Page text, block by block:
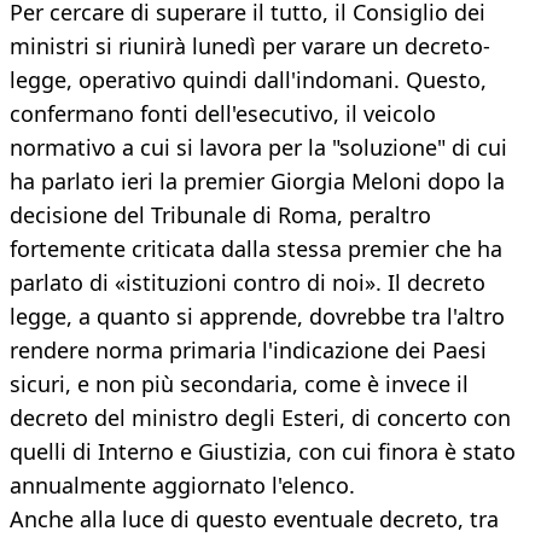
Per cercare di superare il tutto, il Consiglio dei
ministri si riunirà lunedì per varare un decreto-
legge, operativo quindi dall'indomani. Questo,
confermano fonti dell'esecutivo, il veicolo
normativo a cui si lavora per la "soluzione" di cui
ha parlato ieri la premier Giorgia Meloni dopo la
decisione del Tribunale di Roma, peraltro
fortemente criticata dalla stessa premier che ha
parlato di «istituzioni contro di noi». Il decreto
legge, a quanto si apprende, dovrebbe tra l'altro
rendere norma primaria l'indicazione dei Paesi
sicuri, e non più secondaria, come è invece il
decreto del ministro degli Esteri, di concerto con
quelli di Interno e Giustizia, con cui finora è stato
annualmente aggiornato l'elenco.
Anche alla luce di questo eventuale decreto, tra